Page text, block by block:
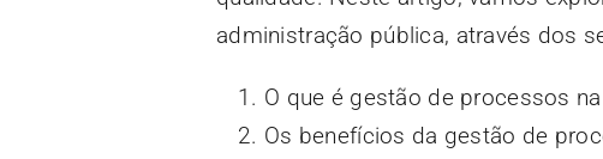
administração pública, através dos
O que é gestão de processos
Os benefícios da gestão de